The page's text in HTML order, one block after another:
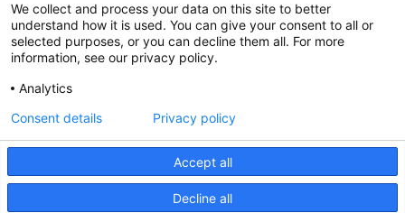
@CGTCatalunya
cgtcatalunya
CGTCatalunya
cgtcatalunya
Desenvolupat per
We collect and process your data on this site to better
understand how it is used. You can give your consent to all or
selected purposes, or you can decline them all. For more
information, see our privacy policy.
Analytics
Accept all
Decline all
Consent details Privacy policy